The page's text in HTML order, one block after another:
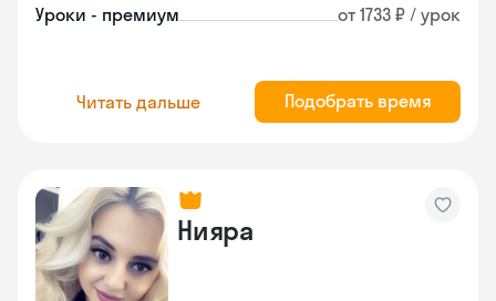
Уроки - премиум от 1733 ₽ / урок
Читать дальше Подобрать время
Нияра